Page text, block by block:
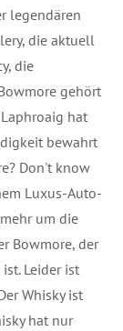
legendären
die aktuell
die
gehört
hat
bewahrt
Don't know
Luxus-Auto-
um die
Bowmore, der
Leider ist
Whisky ist
hat nur